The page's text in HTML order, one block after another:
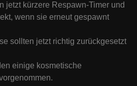
jetzt kürzere Respawn-Timer und
wenn sie erneut gespawnt
sollten jetzt richtig zurückgesetzt
einige kosmetische